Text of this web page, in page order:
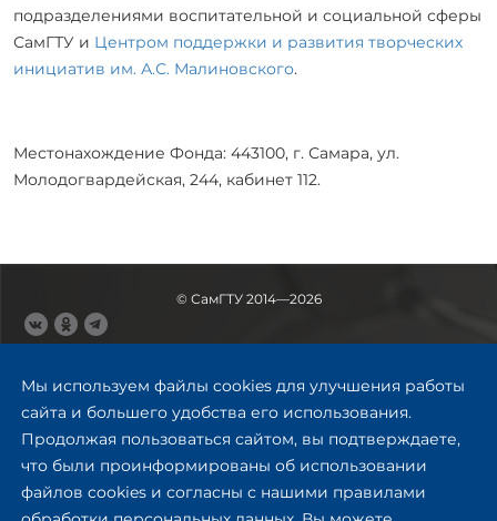
подразделениями воспитательной и социальной сферы
СамГТУ и Центром поддержки и развития творческих
инициатив им. А.С. Малиновского.
Местонахождение Фонда: 443100, г. Самара, ул.
Молодогвардейская, 244, кабинет 112.
Мы используем файлы cookies для улучшения работы
сайта и большего удобства его использования.
Продолжая пользоваться сайтом, вы подтверждаете,
что были проинформированы об использовании
файлов cookies и согласны с нашими правилами
© СамГТУ 2014—2026
443100, Самара
Ул. Молодогвардейская, 244,
главный корпус
8 (846) 278-43-11
rector@samgtu.ru
Обратная связь